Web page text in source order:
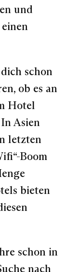
und
schon
ob es an
Hotel
Asien
letzten
Boom
bieten
schon in
nach